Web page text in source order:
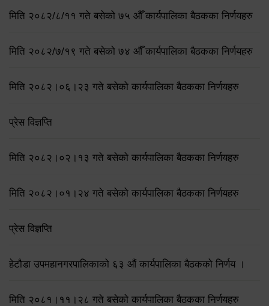
मिति २०८२/८/११ गते बसेको ७५ औँ कार्यपालिका बैठकका निर्णयहरु
मिति २०८२/७/१९ गते बसेको ७४ औँ कार्यपालिका बैठकका निर्णयहरु
मिति २०८२।०६।२३ गते बसेको कार्यपालिका बैठकका निर्णयहरु
प्रेस विज्ञप्ति
मिति २०८२।०२।१३ गते बसेको कार्यपालिका बैठकका निर्णयहरु
मिति २०८२।०१।२४ गते बसेको कार्यपालिका बैठकका निर्णयहरु
प्रेस विज्ञप्ति
हेटौडा उपमहानगरपालिकाको ६३ औं कार्यपालिका बैठकको निर्णय ।
मिति २०८१।११।२८ गते बसेको कार्यपालिका बैठकका निर्णयहरु